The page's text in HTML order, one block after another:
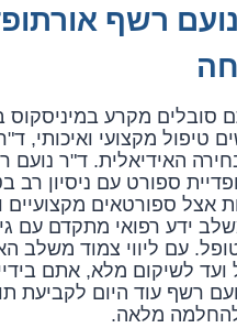
רשף
סובלים מקרע במיניסקוס
טיפול מקצועי ואיכותי,
האידיאלית. ד"ר נועם
ספורט עם ניסיון רב
אצל ספורטאים מקצועיים
ידע רפואי מתקדם עם
עם ליווי צמוד משלב
ועד לשיקום מלא, אתם
רשף עוד היום לקביעת
מלאה.